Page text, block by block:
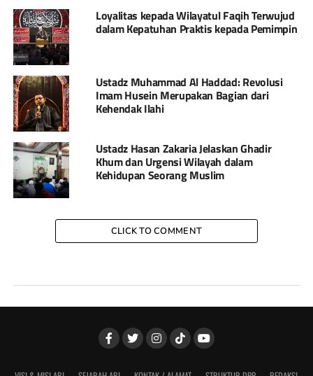
Loyalitas kepada Wilayatul Faqih Terwujud
dalam Kepatuhan Praktis kepada Pemimpin
Ustadz Muhammad Al Haddad: Revolusi
Imam Husein Merupakan Bagian dari
Kehendak Ilahi
Ustadz Hasan Zakaria Jelaskan Ghadir
Khum dan Urgensi Wilayah dalam
Kehidupan Seorang Muslim
CLICK TO COMMENT